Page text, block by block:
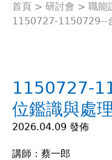
您
裡
首頁 > 研討會 > 職能
1150727-1150729--
1150727-
位鑑識與處理
2026.04.09 發佈
講師：蔡一郎